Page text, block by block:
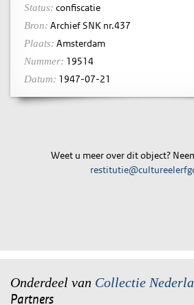
Status: confiscatie
Bron: Archief SNK nr.437
Plaats: Amsterdam
Nummer: 19514
Datum: 1947-07-21
Weet u meer over dit object?
Onderdeel van Collectie
Partners